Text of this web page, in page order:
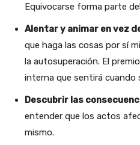
Equivocarse forma parte
Alentar y animar en vez
que haga las cosas por sí
la autosuperación. El
interna que sentirá cuando
Descubrir las
entender que los actos
mismo.